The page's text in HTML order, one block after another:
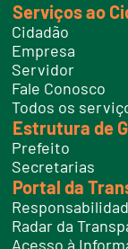
t
e
l
f
o
e
s
Serviços ao
Cidadão
Empresa
Servidor
Fale Conosco
Todos os
Estrutura de
Prefeito
Secretarias
Portal da
Radar da
Acesso à